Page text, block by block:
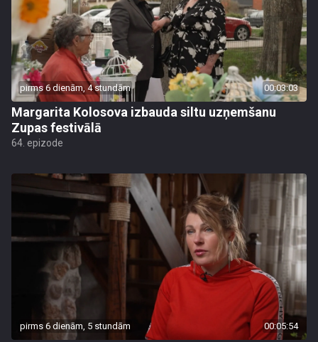
pirms 6 dienām, 4 stundām 00:03:03
Margarita Kolosova izbauda siltu uzņemšanu
Zupas festivālā
64. epizode
pirms 6 dienām, 5 stundām 00:05:54